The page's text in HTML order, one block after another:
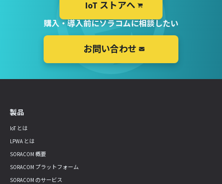
IoT ストアへ
購入・導入前にソラコムに相談したい
お問い合わせ
製品
IoT とは
LPWA とは
SORACOM 概要
SORACOM プラットフォーム
SORACOM のサービス